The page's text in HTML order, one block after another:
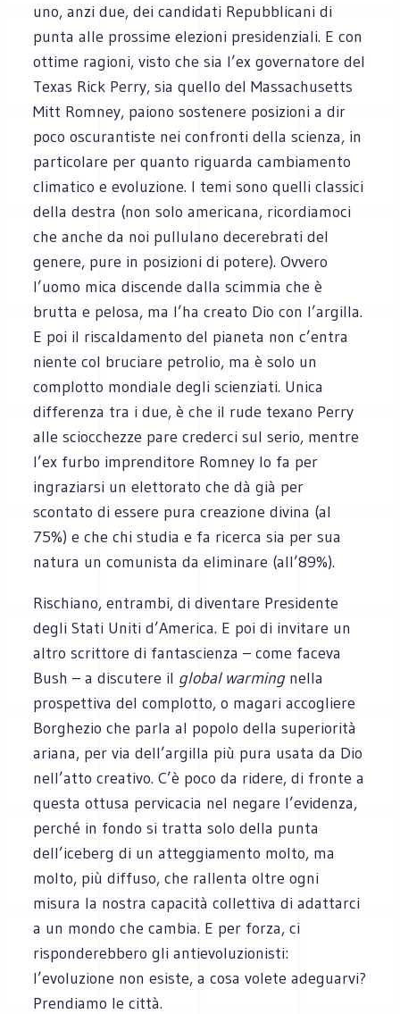
uno, anzi due, dei candidati Repubblicani di
punta alle prossime elezioni presidenziali. E con
ottime ragioni, visto che sia l’ex governatore del
Texas Rick Perry, sia quello del Massachusetts
Mitt Romney, paiono sostenere posizioni a dir
poco oscurantiste nei confronti della scienza, in
particolare per quanto riguarda cambiamento
climatico e evoluzione. I temi sono quelli classici
della destra (non solo americana, ricordiamoci
che anche da noi pullulano decerebrati del
genere, pure in posizioni di potere). Ovvero
l’uomo mica discende dalla scimmia che è
brutta e pelosa, ma l’ha creato Dio con l’argilla.
E poi il riscaldamento del pianeta non c’entra
niente col bruciare petrolio, ma è solo un
complotto mondiale degli scienziati. Unica
differenza tra i due, è che il rude texano Perry
alle sciocchezze pare crederci sul serio, mentre
l’ex furbo imprenditore Romney lo fa per
ingraziarsi un elettorato che dà già per
scontato di essere pura creazione divina (al
75%) e che chi studia e fa ricerca sia per sua
natura un comunista da eliminare (all’89%).
Rischiano, entrambi, di diventare Presidente
degli Stati Uniti d’America. E poi di invitare un
altro scrittore di fantascienza – come faceva
Bush – a discutere il global warmingnella
prospettiva del complotto, o magari accogliere
Borghezio che parla al popolo della superiorità
ariana, per via dell’argilla più pura usata da Dio
nell’atto creativo. C’è poco da ridere, di fronte a
questa ottusa pervicacia nel negare l’evidenza,
perché in fondo si tratta solo della punta
dell’iceberg di un atteggiamento molto, ma
molto, più diffuso, che rallenta oltre ogni
misura la nostra capacità collettiva di adattarci
a un mondo che cambia. E per forza, ci
risponderebbero gli antievoluzionisti:
l’evoluzione non esiste, a cosa volete adeguarvi?
Prendiamo le città.